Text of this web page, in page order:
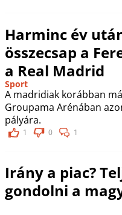
Harminc év
összecsap a
a Real Madrid
Sport
A madridiak korábban
Groupama Arénában
pályára.
1 0 1
Irány a piac?
gondolni a